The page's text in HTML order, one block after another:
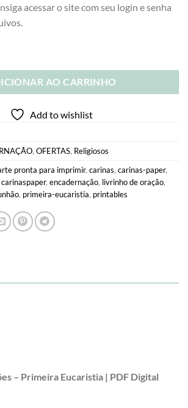
acessar o site com seu login e senha
AO CARRINHO
Add to wishlist
, OFERTAS, Religiosos
pronta para imprimir, carinas, carinas-paper,
carinaspaper, encadernação, livrinho de oração,
, primeira-eucaristia, printables
– Primeira Eucaristia | PDF Digital